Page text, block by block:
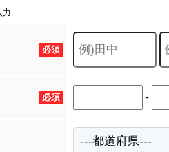
力
必須
必須 -